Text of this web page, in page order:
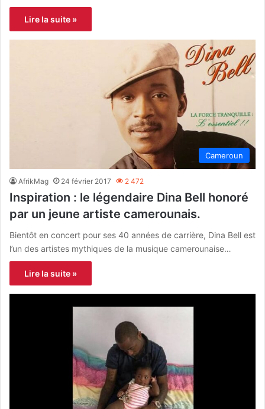
Lire la suite »
Cameroun
AfrikMag 24 février 2017 2 472
Inspiration : le légendaire Dina Bell honoré
par un jeune artiste camerounais.
Bientôt en concert pour ses 40 années de carrière, Dina Bell est
l’un des artistes mythiques de la musique camerounaise…
Lire la suite »